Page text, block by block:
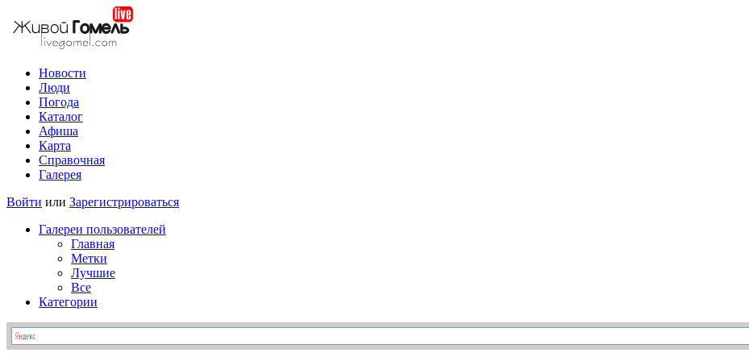
Новости
Люди
Погода
Каталог
Афиша
Карта
Справочная
Галерея
Войти или Зарегистрироваться
Галереи пользователей
Главная
Метки
Лучшие
Все
Категории